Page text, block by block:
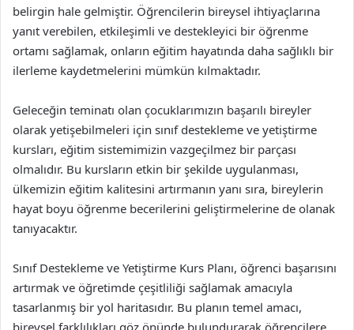
belirgin hale gelmiştir. Öğrencilerin bireysel ihtiyaçlarına
yanıt verebilen, etkileşimli ve destekleyici bir öğrenme
ortamı sağlamak, onların eğitim hayatında daha sağlıklı bir
ilerleme kaydetmelerini mümkün kılmaktadır.
Geleceğin teminatı olan çocuklarımızın başarılı bireyler
olarak yetişebilmeleri için sınıf destekleme ve yetiştirme
kursları, eğitim sistemimizin vazgeçilmez bir parçası
olmalıdır. Bu kursların etkin bir şekilde uygulanması,
ülkemizin eğitim kalitesini artırmanın yanı sıra, bireylerin
hayat boyu öğrenme becerilerini geliştirmelerine de olanak
tanıyacaktır.
Sınıf Destekleme ve Yetiştirme Kurs Planı, öğrenci başarısını
artırmak ve öğretimde çeşitliliği sağlamak amacıyla
tasarlanmış bir yol haritasıdır. Bu planın temel amacı,
bireysel farklılıkları göz önünde bulundurarak öğrencilere